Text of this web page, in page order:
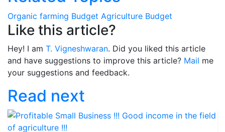
Organic farming Budget Agriculture Budget
Like this article?
Hey! I am T. Vigneshwaran. Did you liked this article
and have suggestions to improve this article? Mail me
your suggestions and feedback.
Read next